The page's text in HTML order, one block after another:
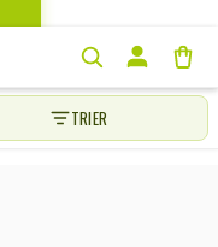
TRIER